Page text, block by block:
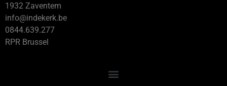
1932 Zaventem
info@indekerk.be
0844.639.277
RPR Brussel